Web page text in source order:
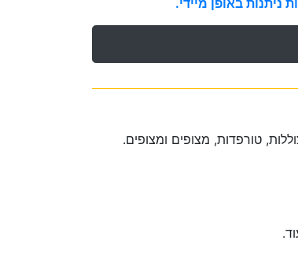
באופן מיידי.
טורפדות, מצופים ומצופים.